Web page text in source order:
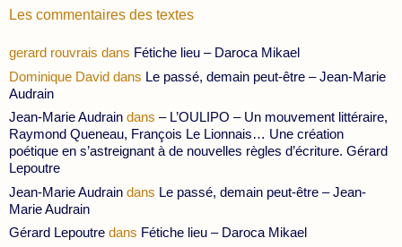
Les commentaires des textes
gerard rouvrais dans Fétiche lieu – Daroca Mikael
Dominique David dans Le passé, demain peut-être – Jean-Marie
Audrain
Jean-Marie Audrain dans – L’OULIPO – Un mouvement littéraire,
Raymond Queneau, François Le Lionnais… Une création
poétique en s’astreignant à de nouvelles règles d’écriture. Gérard
Lepoutre
Jean-Marie Audrain dans Le passé, demain peut-être – Jean-
Marie Audrain
Gérard Lepoutre dans Fétiche lieu – Daroca Mikael